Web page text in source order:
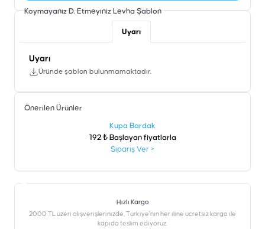
Koymayanız D. Etmeyiniz Levha Şablon
Uyarı
Uyarı
Üründe şablon bulunmamaktadır.
Önerilen Ürünler
Kupa Bardak
192 ₺ Başlayan fiyatlarla
Sipariş Ver >
Hızlı Kargo
2000 TL üzeri alışverişlerinizde, Türkiye’nin her iline ücretsiz kargo ile
kapıda teslim ediyoruz.